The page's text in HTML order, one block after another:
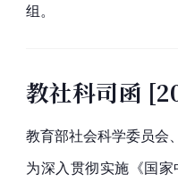
组。
教社科司函
教育部社会科学委员会
为深入贯彻实施《国